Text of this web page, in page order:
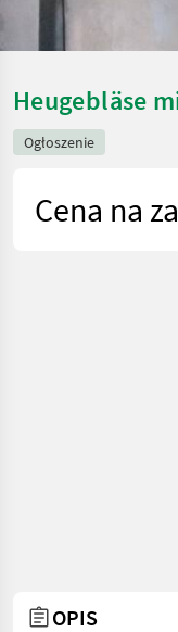
Heugebläse
Ogłoszenie
Cena na
OPIS